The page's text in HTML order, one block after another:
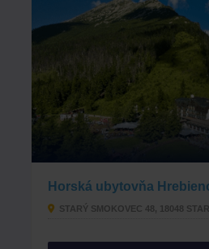
Horská ubytovňa
STARÝ SMOKOVEC 48, 18048